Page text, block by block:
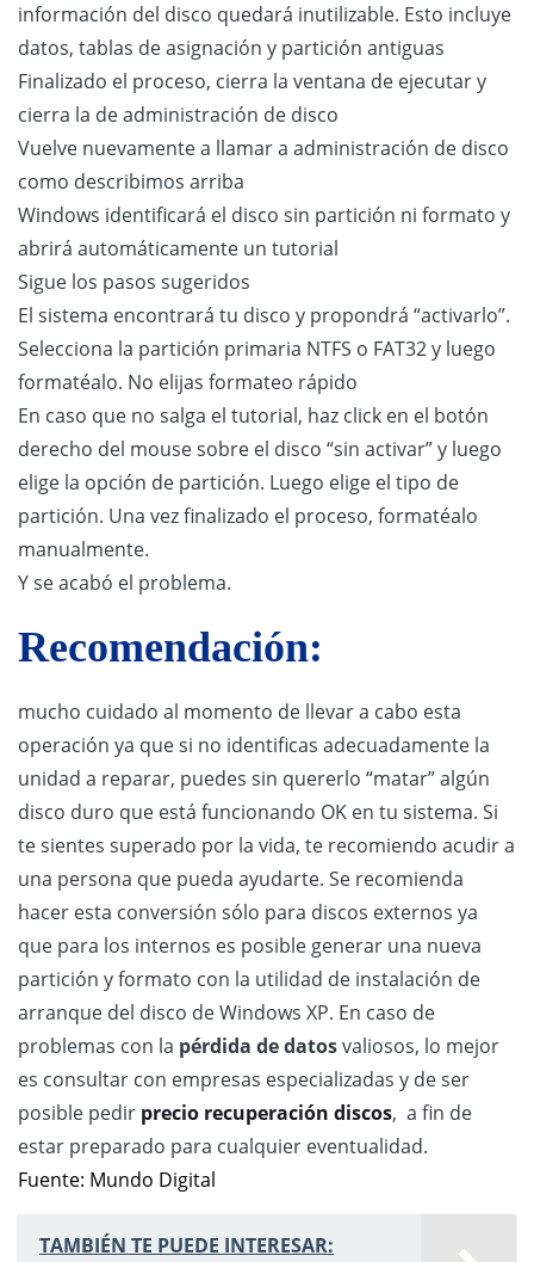
información del disco quedará inutilizable. Esto incluye
datos, tablas de asignación y partición antiguas
Finalizado el proceso, cierra la ventana de ejecutar y
cierra la de administración de disco
Vuelve nuevamente a llamar a administración de disco
como describimos arriba
Windows identificará el disco sin partición ni formato y
abrirá automáticamente un tutorial
Sigue los pasos sugeridos
El sistema encontrará tu disco y propondrá “activarlo”.
Selecciona la partición primaria NTFS o FAT32 y luego
formatéalo. No elijas formateo rápido
En caso que no salga el tutorial, haz click en el botón
derecho del mouse sobre el disco “sin activar” y luego
elige la opción de partición. Luego elige el tipo de
partición. Una vez finalizado el proceso, formatéalo
manualmente.
Y se acabó el problema.
Recomendación:
mucho cuidado al momento de llevar a cabo esta
operación ya que si no identificas adecuadamente la
unidad a reparar, puedes sin quererlo “matar” algún
disco duro que está funcionando OK en tu sistema. Si
te sientes superado por la vida, te recomiendo acudir a
una persona que pueda ayudarte. Se recomienda
hacer esta conversión sólo para discos externos ya
que para los internos es posible generar una nueva
partición y formato con la utilidad de instalación de
arranque del disco de Windows XP. En caso de
problemas con la pérdida de datosvaliosos, lo mejor
es consultar con empresas especializadas y de ser
posible pedir precio recuperación discos, a fin de
estar preparado para cualquier eventualidad.
Fuente: Mundo Digital
TAMBIÉN TE PUEDE INTERESAR: